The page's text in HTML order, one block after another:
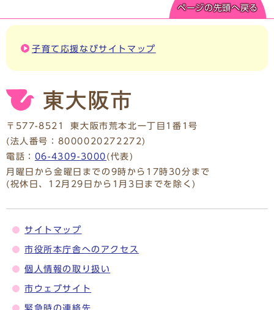
ページの先頭へ戻る
子育て応援なびサイトマップ
〒577-8521
東大阪市荒本北一丁目1番1号
(法人番号：8000020272272)
電話： 06-4309-3000 (代表)
月曜日から金曜日までの9時から17時30分まで
(祝休日、12月29日から1月3日までを除く)
サイトマップ
市役所本庁舎へのアクセス
個人情報の取り扱い
市ウェブサイト
緊急時の連絡先